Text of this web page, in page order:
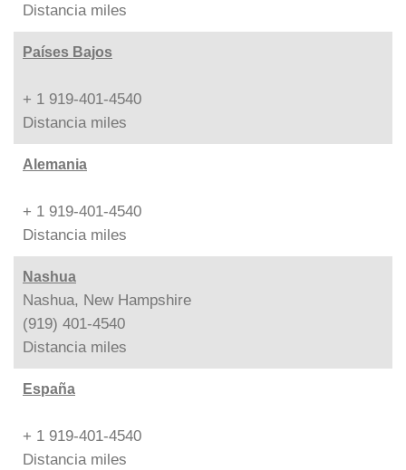
Distancia miles
Países Bajos
+ 1 919-401-4540
Distancia miles
Alemania
+ 1 919-401-4540
Distancia miles
Nashua
Nashua, New Hampshire
(919) 401-4540
Distancia miles
España
+ 1 919-401-4540
Distancia miles